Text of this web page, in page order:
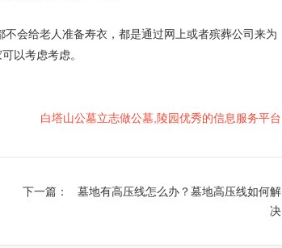
给老人准备寿衣，都是通过网上或者殡葬公司来为
以考虑考虑。
白塔山公墓立志做公墓,陵园优秀的信息服务平台
下一篇：
墓地有高压线怎么办？墓地高压线如何解
决